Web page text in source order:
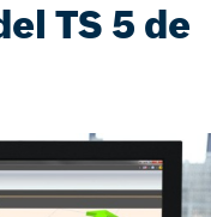
TS 5 de